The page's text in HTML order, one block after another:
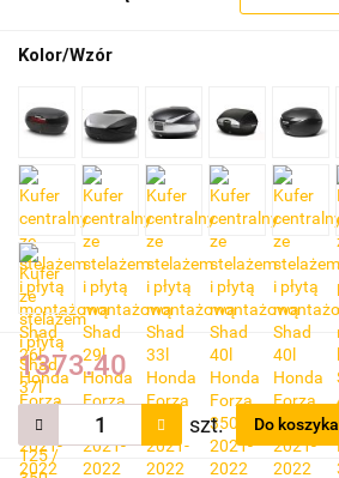
Kolor/Wzór
1373.40
szt. Do koszyka